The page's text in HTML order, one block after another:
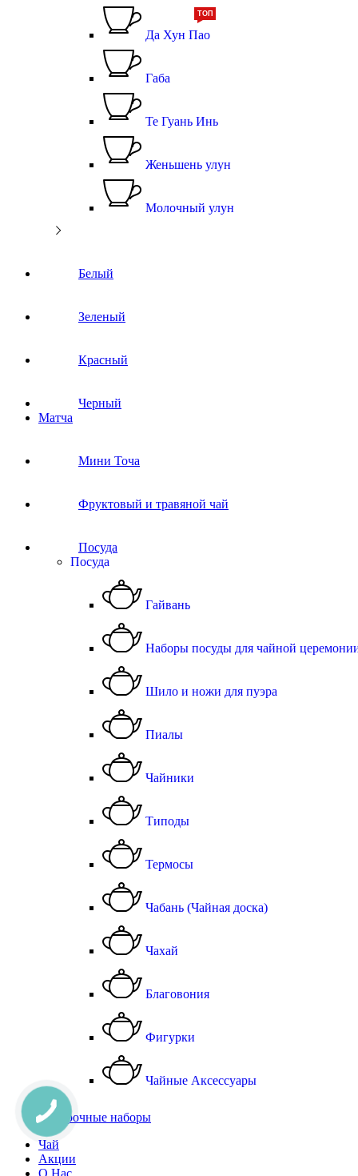
Да Хун Пао
ТОП
Габа
Те Гуань Инь
Женьшень улун
Молочный улун
Белый
Зеленый
Красный
Черный
Матча
Мини Точа
Фруктовый и травяной чай
Посуда
Посуда
Гайвань
Наборы посуды для чайной
Шило и ножи для пуэра
Пиалы
Чайники
Типоды
Термосы
Чабань (Чайная доска)
Чахай
Благовония
Фигурки
Чайные Аксессуары
Подарочные наборы
Чай
Акции